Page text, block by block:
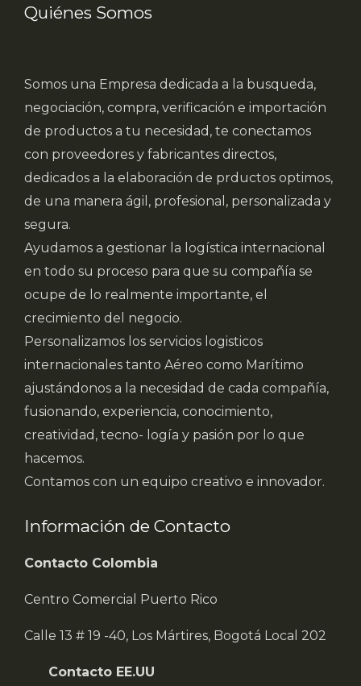
Quiénes Somos
Somos una Empresa dedicada a la busqueda,
negociación, compra, verificación e importación
de productos a tu necesidad, te conectamos
con proveedores y fabricantes directos,
dedicados a la elaboración de prductos optimos,
de una manera ágil, profesional, personalizada y
segura.
Ayudamos a gestionar la logística internacional
en todo su proceso para que su compañía se
ocupe de lo realmente importante, el
crecimiento del negocio.
Personalizamos los servicios logisticos
internacionales tanto Aéreo como Marítimo
ajustándonos a la necesidad de cada compañía,
fusionando, experiencia, conocimiento,
creatividad, tecno- logía y pasión por lo que
hacemos.
Contamos con un equipo creativo e innovador.
Información de Contacto
Contacto Colombia
Centro Comercial Puerto Rico
Calle 13 # 19 -40, Los Mártires, Bogotá Local 202
Contacto EE.UU